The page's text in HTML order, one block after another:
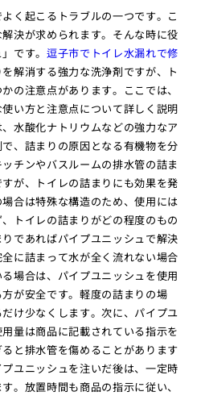
く起こるトラブルの一つです。こ
決が求められます。そんな時に役
です。逗子市でトイレ水漏れで修
解消する強力な洗浄剤ですが、ト
の注意点があります。ここでは、
い方と注意点について詳しく説明
水酸化ナトリウムなどの強力なア
、詰まりの原因となる有機物を分
チンやバスルームの排水管の詰ま
が、トイレの詰まりにも効果を発
合は特殊な構造のため、使用には
トイレの詰まりがどの程度のもの
であればパイプユニッシュで解決
に詰まって水が全く流れない場合
場合は、パイプユニッシュを使用
が安全です。軽度の詰まりの場
け少なくします。次に、パイプユ
量は商品に記載されている指示を
と排水管を傷めることがあります
ユニッシュを注いだ後は、一定時
。放置時間も商品の指示に従い、